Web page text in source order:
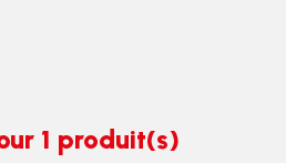
1 produit(s)